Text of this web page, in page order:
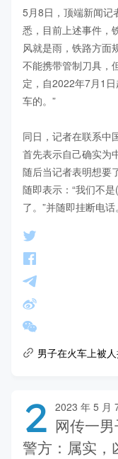
5月8日，顶端新闻记
悉，目前上述事件，
风就是雨，铁路方面
不能携带管制刀具，
定，自2022年7月1
车的。”
同日，记者在联系中
首先表示自己确实为
随后当记者表明想要
随即表示：“我们不
了。”并随即挂断电话。
男子在火车上被
2 2023 年 5 月
网传一
警方：属实，